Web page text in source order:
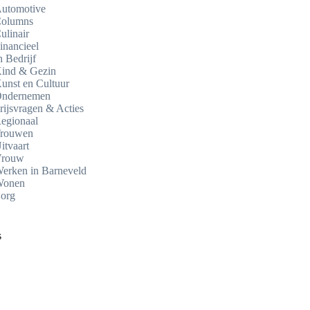
Bedrijf
& Gezin
en Cultuur
& Acties
in Barneveld